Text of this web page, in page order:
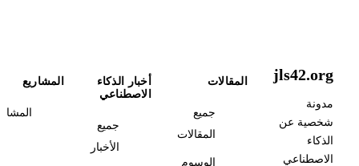
jls42.org
مدونة
شخصية عن
الذكاء
الاصطناعي
المقالات
جميع
المقالات
الوسوم
أخبار الذكاء
الاصطناعي
جميع
الأخبار
المشاريع